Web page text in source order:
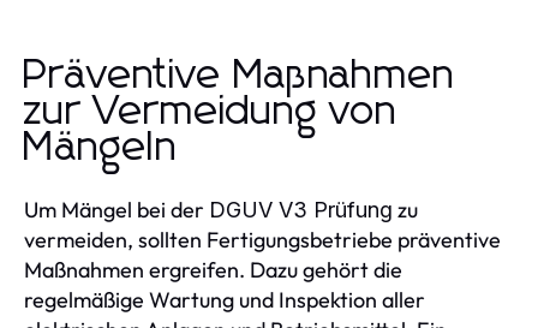
Präventive Maßnahmen
zur Vermeidung von
Mängeln
Um Mängel bei der DGUV V3 Prüfung zu
vermeiden, sollten Fertigungsbetriebe präventive
Maßnahmen ergreifen. Dazu gehört die
regelmäßige Wartung und Inspektion aller